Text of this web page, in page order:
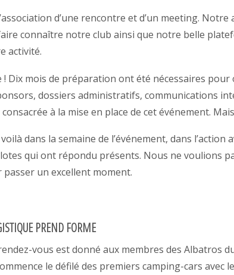
d’une rencontre et d’un meeting.
connaître notre club ainsi que notre belle
activité.
Dix mois de préparation ont été nécessaires
dossiers administratifs, communications
à la mise en place de cet événement.
dans la semaine de l’événement, dans
qui ont répondu présents. Nous ne voulions
un excellent moment.
PREND FORME
vous est donné aux membres des Albatros
le défilé des premiers camping-cars avec